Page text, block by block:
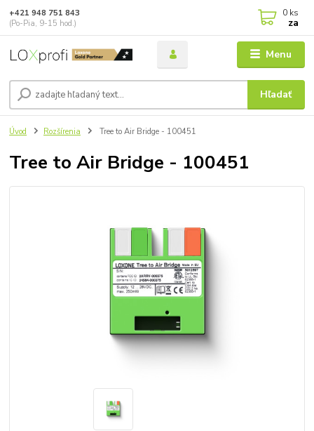
Menu
Hľadať
+421 948 751 843
(Po-Pia, 9-15 hod.)
0 ks
za
Úvod Rozšírenia Tree to Air Bridge - 100451
Tree to Air Bridge - 100451